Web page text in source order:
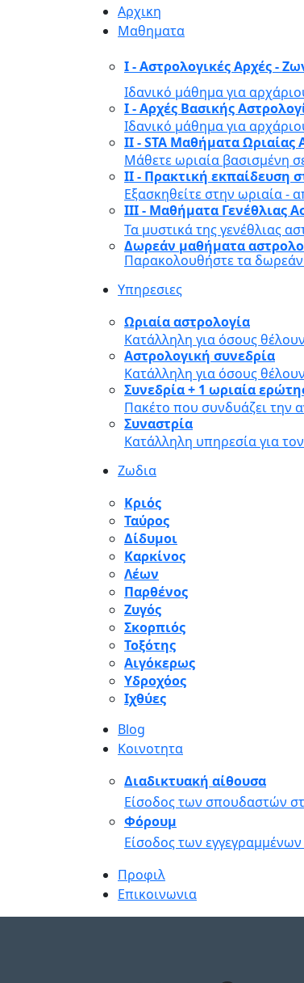
Αρχικη
Μαθηματα
I - Αστρολογικές Αρχές -
Ιδανικό μάθημα για
I - Αρχές Βασικής
Ιδανικό μάθημα για
II - STA Μαθήματα Ωριαίας
Μάθετε ωριαία βασισμένη
II - Πρακτική εκπαίδευση
Εξασκηθείτε στην ωριαία -
III - Μαθήματα Γενέθλιας
Τα μυστικά της γενέθλιας
Δωρεάν μαθήματα
Παρακολουθήστε τα δωρεάν
Υπηρεσιες
Ωριαία αστρολογία
Κατάλληλη για όσους
Αστρολογική συνεδρία
Κατάλληλη για όσους
Συνεδρία + 1 ωριαία
Πακέτο που συνδυάζει την
Συναστρία
Κατάλληλη υπηρεσία για
Ζωδια
Κριός
Ταύρος
Δίδυμοι
Καρκίνος
Λέων
Παρθένος
Ζυγός
Σκορπιός
Τοξότης
Αιγόκερως
Υδροχόος
Ιχθύες
Blog
Κοινοτητα
Διαδικτυακή αίθουσα
Είσοδος των σπουδαστών
Φόρουμ
Είσοδος των
Προφιλ
Επικοινωνια